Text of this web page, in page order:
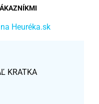
Heuréka.sk
KRATKA